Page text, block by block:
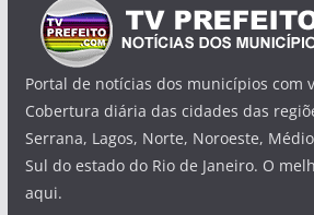
Portal de notícias dos municípios com
Cobertura diária das cidades das
Serrana, Lagos, Norte, Noroeste,
Sul do estado do Rio de Janeiro. O
aqui.